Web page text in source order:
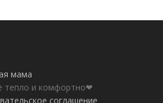
мама
тепло и комфортно❤
соглашение